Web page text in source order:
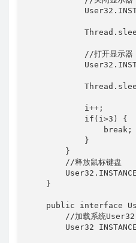
            //打开显示器
            i++;
            if(i>3) {
                break;
            }
        }
        //释放鼠标键盘
    }
public interface
//加载系统User32
User32